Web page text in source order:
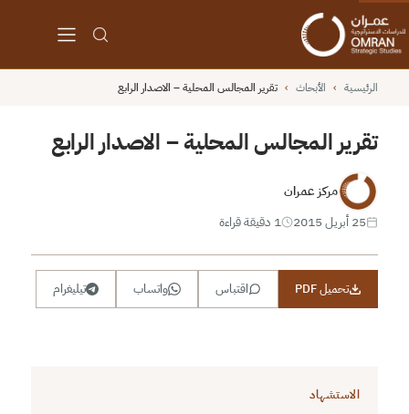
الرئيسية › الأبحاث › تقرير المجالس المحلية – الاصدار الرابع
تقرير المجالس المحلية – الاصدار الرابع
مركز عمران
25 أبريل 2015
1 دقيقة قراءة
تحميل PDF اقتباس واتساب تيليغرام
الاستشهاد